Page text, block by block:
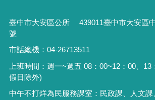
臺中市大安區公所 439011臺中市大安區
號
市話總機：04-26713511
上班時間：週一~週五 08：00~12：00、13
假日除外)
中午不打烊為民服務課室：民政課、人文